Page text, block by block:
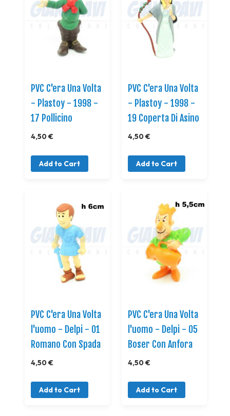
PVC C'era Una Volta
- Plastoy - 1998 -
17 Pollicino
4,50 €
Add to Cart
PVC C'era Una Volta
- Plastoy - 1998 -
19 Coperta Di Asino
4,50 €
Add to Cart
PVC C'era Una Volta
l'uomo - Delpi - 01
Romano Con Spada
4,50 €
Add to Cart
PVC C'era Una Volta
l'uomo - Delpi - 05
Boser Con Anfora
4,50 €
Add to Cart